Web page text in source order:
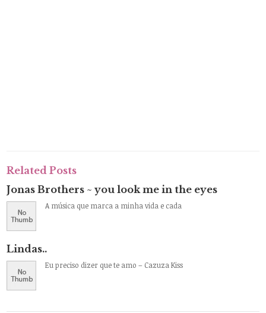
Related Posts
Jonas Brothers ~ you look me in the eyes
A música que marca a minha vida e cada
Lindas..
Eu preciso dizer que te amo – Cazuza Kiss